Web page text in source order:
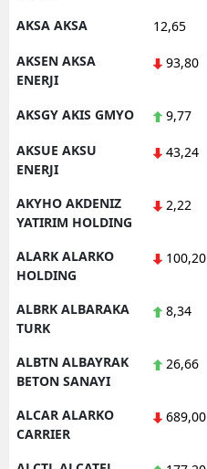
AKSA AKSA 12,65
AKSEN AKSA
ENERJI
93,80
AKSGY AKIS GMYO 9,77
AKSUE AKSU
ENERJI
43,24
AKYHO AKDENIZ
YATIRIM HOLDING
2,22
ALARK ALARKO
HOLDING
100,20
ALBRK ALBARAKA
TURK
8,34
ALBTN ALBAYRAK
BETON SANAYI
26,66
ALCAR ALARKO
CARRIER
689,00